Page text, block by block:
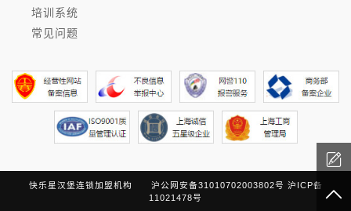
培训系统
常见问题
快乐星汉堡连锁加盟机构 沪公网安备31010702003802号 沪ICP备
11021478号